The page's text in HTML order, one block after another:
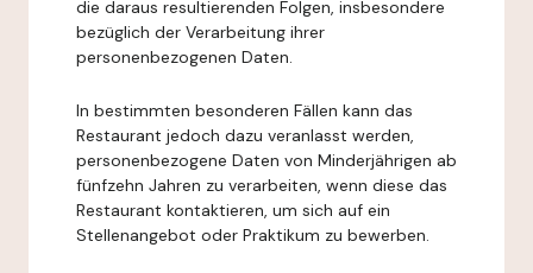
die daraus resultierenden Folgen, insbesondere
bezüglich der Verarbeitung ihrer
personenbezogenen Daten.
In bestimmten besonderen Fällen kann das
Restaurant jedoch dazu veranlasst werden,
personenbezogene Daten von Minderjährigen ab
fünfzehn Jahren zu verarbeiten, wenn diese das
Restaurant kontaktieren, um sich auf ein
Stellenangebot oder Praktikum zu bewerben.